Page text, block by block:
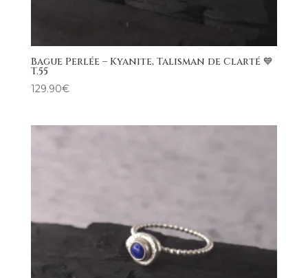
Bague Perlée – Kyanite, Talisman de Clarté 💙
T.55
129.90€